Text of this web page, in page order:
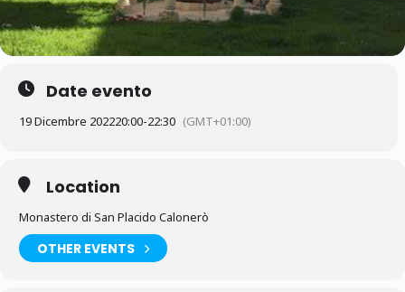
Date evento
19 Dicembre 202220:00-22:30 (GMT+01:00)
Location
Monastero di San Placido Calonerò
OTHER EVENTS